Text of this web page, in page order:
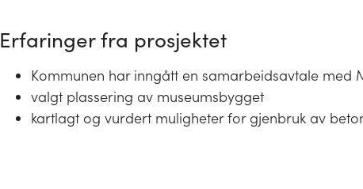
Erfaringer fra prosjektet
Kommunen har inngått en samarbeidsavtale med
valgt plassering av museumsbygget
kartlagt og vurdert muligheter for gjenbruk av